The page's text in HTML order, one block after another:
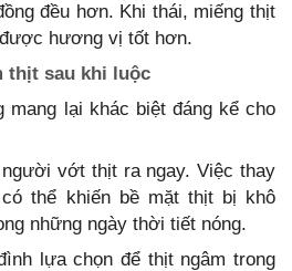
đều hơn. Khi thái, miếng thịt
hương vị tốt hơn.
thịt sau khi luộc
mang lại khác biệt đáng kể cho
vớt thịt ra ngay. Việc thay
thể khiến bề mặt thịt bị khô
những ngày thời tiết nóng.
lựa chọn để thịt ngâm trong